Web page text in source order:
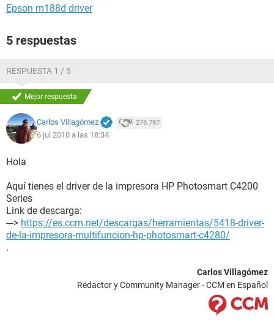
Epson m188d driver
5 respuestas
RESPUESTA 1 / 5
Mejor respuesta
Carlos Villagómez 278.797
6 jul 2010 a las 18:34
Hola
Aquí tienes el driver de la impresora HP Photosmart C4200
Series
Link de descarga:
---> https://es.ccm.net/descargas/herramientas/5418-driver-
de-la-impresora-multifuncion-hp-photosmart-c4280/
.
Carlos Villagómez
Redactor y Community Manager - CCM en Español